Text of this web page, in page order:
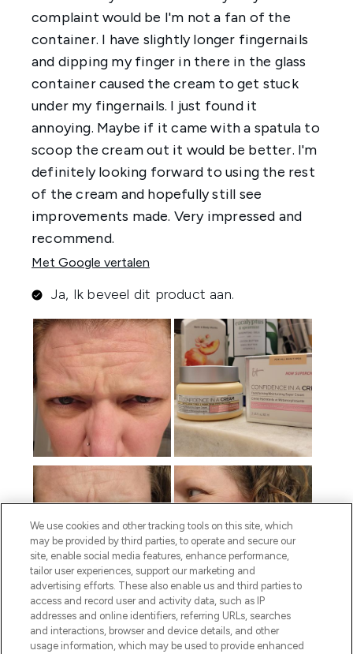
We use cookies and other tracking tools on this site, which
may be provided by third parties, to operate and secure our
site, enable social media features, enhance performance,
tailor user experiences, support our marketing and
advertising efforts. These also enable us and third parties to
access and record user and activity data, such as IP
addresses and online identifiers, referring URLs, searches
and interactions, browser and device details, and other
usage information, which may be used to provide enhanced